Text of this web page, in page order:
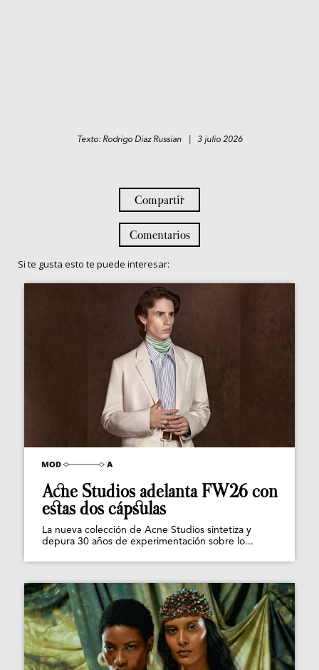
Texto: Rodrigo Diaz Russian | 3 julio 2026
Compartir
Comentarios
Si te gusta esto te puede interesar:
Acne Studios adelanta FW26 con
estas dos cápsulas
La nueva colección de Acne Studios sintetiza y
depura 30 años de experimentación sobre lo...